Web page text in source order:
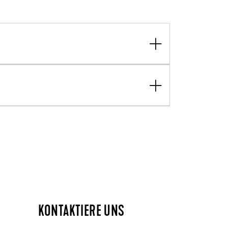
KONTAKTIERE UNS